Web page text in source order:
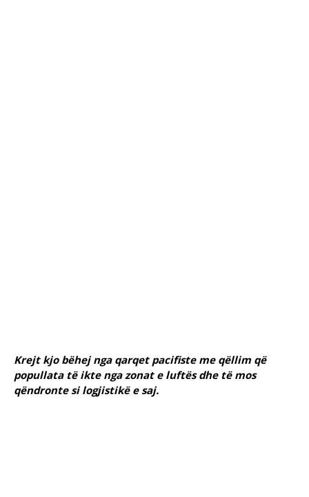
Krejt kjo bëhej nga qarqet pacifiste me qëllim që
popullata të ikte nga zonat e luftës dhe të mos
qëndronte si logjistikë e saj.